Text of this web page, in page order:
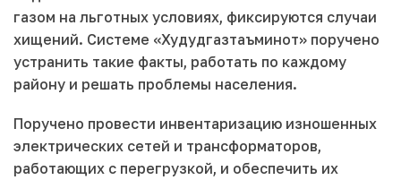
газом на льготных условиях, фиксируются случаи
хищений. Системе «Худудгазтаъминот» поручено
устранить такие факты, работать по каждому
району и решать проблемы населения.
Поручено провести инвентаризацию изношенных
электрических сетей и трансформаторов,
работающих с перегрузкой, и обеспечить их